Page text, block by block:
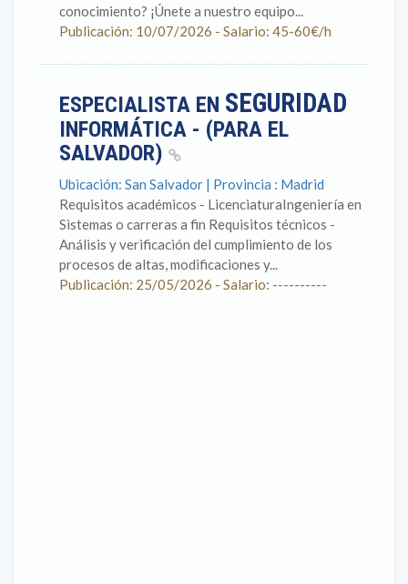
conocimiento? ¡Únete a nuestro equipo...
Publicación: 10/07/2026 - Salario: 45-60€/h
ESPECIALISTA EN SEGURIDAD
INFORMÁTICA - (PARA EL
SALVADOR)
Ubicación: San Salvador | Provincia : Madrid
Requisitos académicos - LicenciaturaIngeniería en
Sistemas o carreras a fin Requisitos técnicos -
Análisis y verificación del cumplimiento de los
procesos de altas, modificaciones y...
Publicación: 25/05/2026 - Salario: ----------